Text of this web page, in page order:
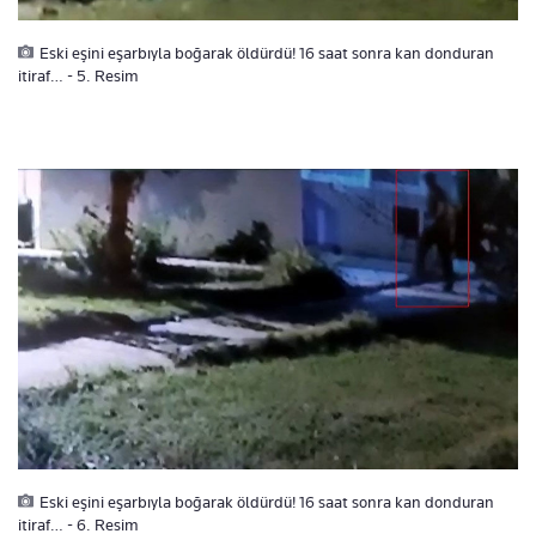
Eski eşini eşarbıyla boğarak öldürdü! 16 saat sonra kan donduran
itiraf… - 5. Resim
Eski eşini eşarbıyla boğarak öldürdü! 16 saat sonra kan donduran
itiraf… - 6. Resim